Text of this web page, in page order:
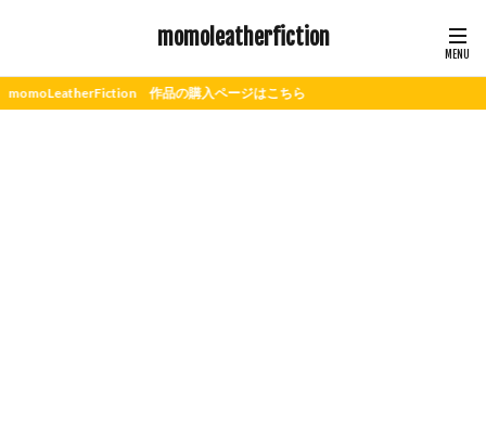
momoleatherfiction
作品の購入ページはこちら